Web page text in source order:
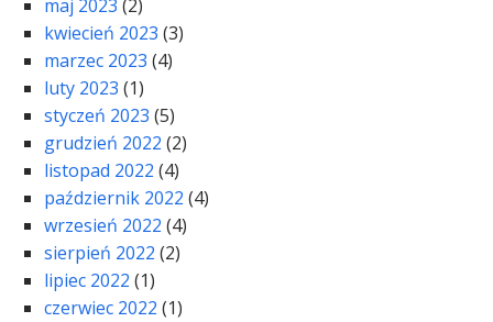
maj 2023 (2)
kwiecień 2023 (3)
marzec 2023 (4)
luty 2023 (1)
styczeń 2023 (5)
grudzień 2022 (2)
listopad 2022 (4)
październik 2022 (4)
wrzesień 2022 (4)
sierpień 2022 (2)
lipiec 2022 (1)
czerwiec 2022 (1)